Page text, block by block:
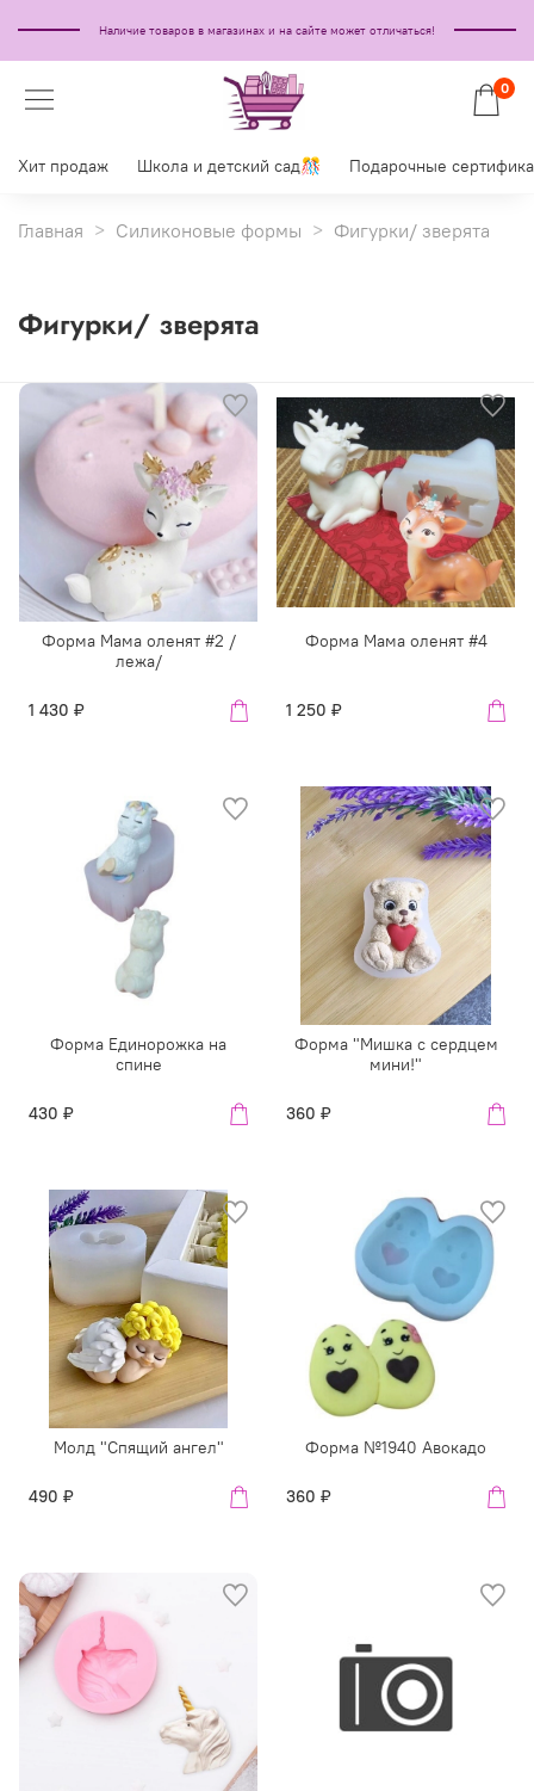
Наличие товаров в магазинах и на сайте может отличаться!
0
Хит продаж Школа и детский сад🎊 Подарочные
Главная Силиконовые формы Фигурки/ зверята
Фигурки/ зверята
Форма Мама оленят #2 /
лежа/
1 430 ₽
Форма Мама оленят #4
1 250 ₽
Форма Единорожка на
спине
430 ₽
Форма "Мишка с сердцем
мини!"
360 ₽
Молд "Спящий ангел"
490 ₽
Форма №1940 Авокадо
360 ₽